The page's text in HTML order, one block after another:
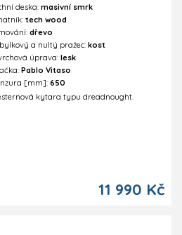
deska:masivní smrk
tech wood
dřevo
a nultý pražec:kost
úprava:lesk
Pablo Vitaso
[mm]:650
kytara typu dreadnought.
11 990 Kč